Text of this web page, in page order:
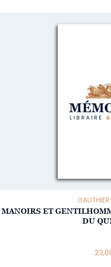
MANOIRS ET
DU